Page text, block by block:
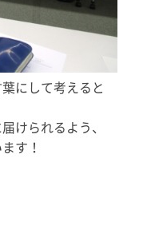
にして考えると
けられるよう、
す！